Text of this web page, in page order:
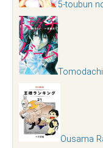
5-toubun
Ousama